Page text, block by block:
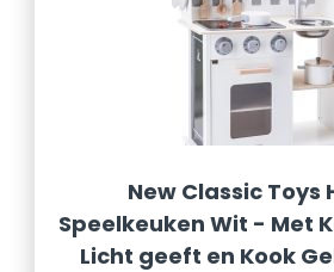
New Classic Toys
Speelkeuken Wit - Met
Licht geeft en Kook